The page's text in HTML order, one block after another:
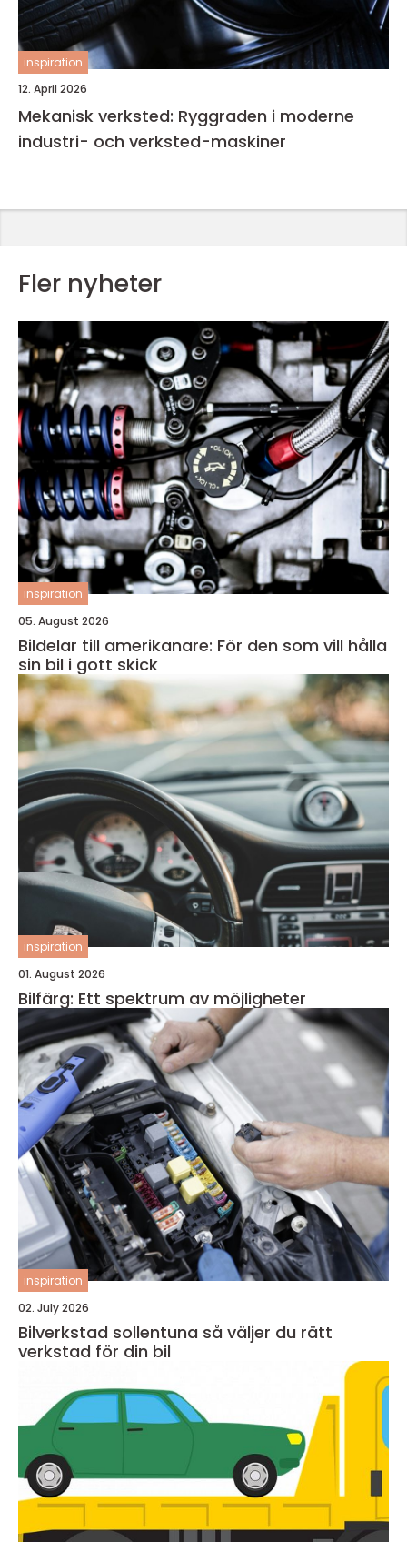
inspiration
12. April 2026
Mekanisk verksted: Ryggraden i moderne
industri- och verksted-maskiner
Fler nyheter
inspiration
05. August 2026
Bildelar till amerikanare: För den som vill hålla
sin bil i gott skick
inspiration
01. August 2026
Bilfärg: Ett spektrum av möjligheter
inspiration
02. July 2026
Bilverkstad sollentuna så väljer du rätt
verkstad för din bil